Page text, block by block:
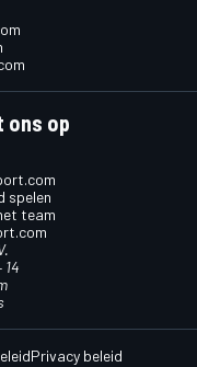
ons op
spelen
team
14
Privacy beleid